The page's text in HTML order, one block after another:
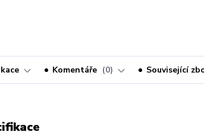
Komentáře 0 Související